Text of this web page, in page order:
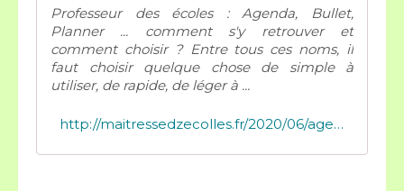
Professeur des écoles : Agenda, Bullet,
Planner ... comment s'y retrouver et
comment choisir ? Entre tous ces noms, il
faut choisir quelque chose de simple à
utiliser, de rapide, de léger à ...
http://maitressedzecolles.fr/2020/06/agenda-bullet-planner.comment-s-y-retrouver-et-comment-choisir.html